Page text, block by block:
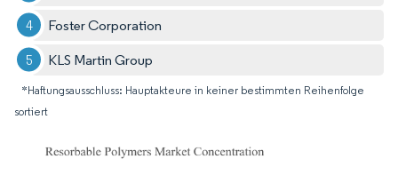
Foster Corporation
KLS Martin Group
*Haftungsausschluss: Hauptakteure in keiner bestimmten Reihenfolge
sortiert